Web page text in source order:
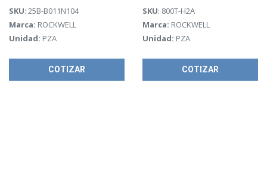
SKU: 25B-B011N104
Marca: ROCKWELL
Unidad: PZA
COTIZAR
SKU: 800T-H2A
Marca: ROCKWELL
Unidad: PZA
COTIZAR